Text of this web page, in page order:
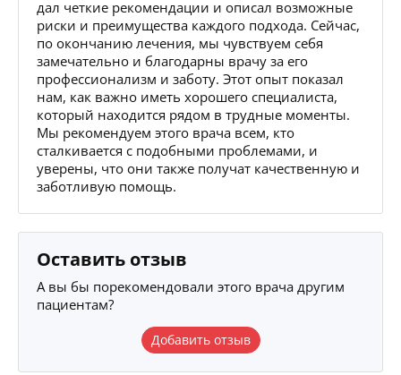
дал четкие рекомендации и описал возможные
риски и преимущества каждого подхода. Сейчас,
по окончанию лечения, мы чувствуем себя
замечательно и благодарны врачу за его
профессионализм и заботу. Этот опыт показал
нам, как важно иметь хорошего специалиста,
который находится рядом в трудные моменты.
Мы рекомендуем этого врача всем, кто
сталкивается с подобными проблемами, и
уверены, что они также получат качественную и
заботливую помощь.
Оставить отзыв
А вы бы порекомендовали этого врача другим
пациентам?
Добавить отзыв